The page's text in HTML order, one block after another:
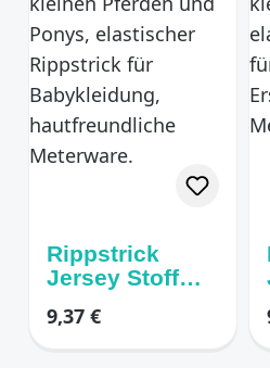
Rippstrick
Jersey Stoff
Regulärer Preis:
9,37 €